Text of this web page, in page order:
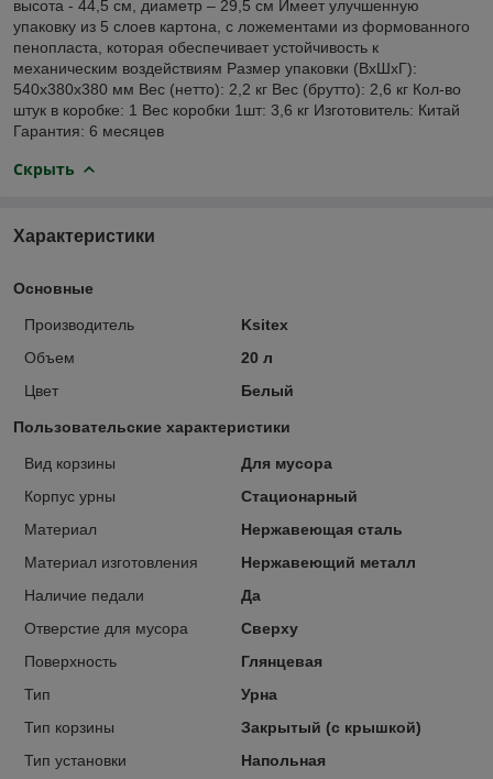
высота - 44,5 см, диаметр – 29,5 см Имеет улучшенную
упаковку из 5 слоев картона, с ложементами из формованного
пенопласта, которая обеспечивает устойчивость к
механическим воздействиям Размер упаковки (ВхШхГ):
540х380х380 мм Вес (нетто): 2,2 кг Вес (брутто): 2,6 кг Кол-во
штук в коробке: 1 Вес коробки 1шт: 3,6 кг Изготовитель: Китай
Гарантия: 6 месяцев
Скрыть
Характеристики
Основные
Производитель
Ksitex
Объем
20 л
Цвет
Белый
Пользовательские характеристики
Вид корзины
Для мусора
Корпус урны
Стационарный
Материал
Нержавеющая сталь
Материал изготовления
Нержавеющий металл
Наличие педали
Да
Отверстие для мусора
Сверху
Поверхность
Глянцевая
Тип
Урна
Тип корзины
Закрытый (с крышкой)
Тип установки
Напольная